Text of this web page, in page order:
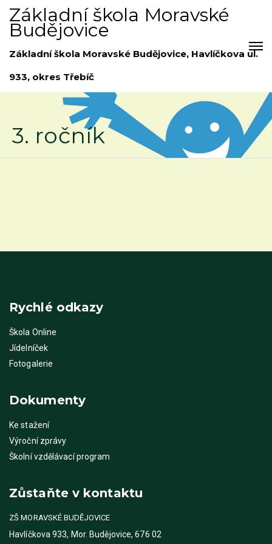
Základní škola Moravské
Budějovice
Základní škola Moravské Budějovice, Havlíčkova ul.
933, okres Třebíč
3. ročník
Rychlé odkazy
Škola Online
Jídelníček
Fotogalerie
Dokumenty
Ke stažení
Výroční zprávy
Školní vzdělávací program
Zůstaňte v kontaktu
ZŠ MORAVSKÉ BUDĚJOVICE
Havlíčkova 933, Mor. Budějovice, 676 02